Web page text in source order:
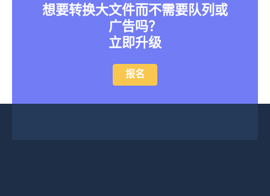
想要转换大文件而不需要队列或
广告吗？
立即升级
报名